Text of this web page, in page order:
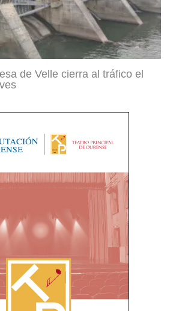
de Velle cierra al tráfico el